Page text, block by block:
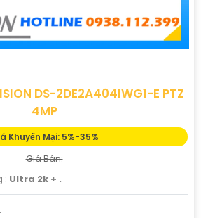
DS-2DE2A404IWG1-E PTZ
4MP
Khuyến Mại: 5%-35%
Giá Bán:
: Ultra 2k + .